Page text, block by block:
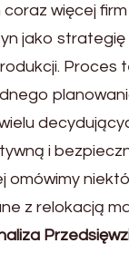
coraz więcej
jako strategię
Proces
i
omówimy
z relokacją